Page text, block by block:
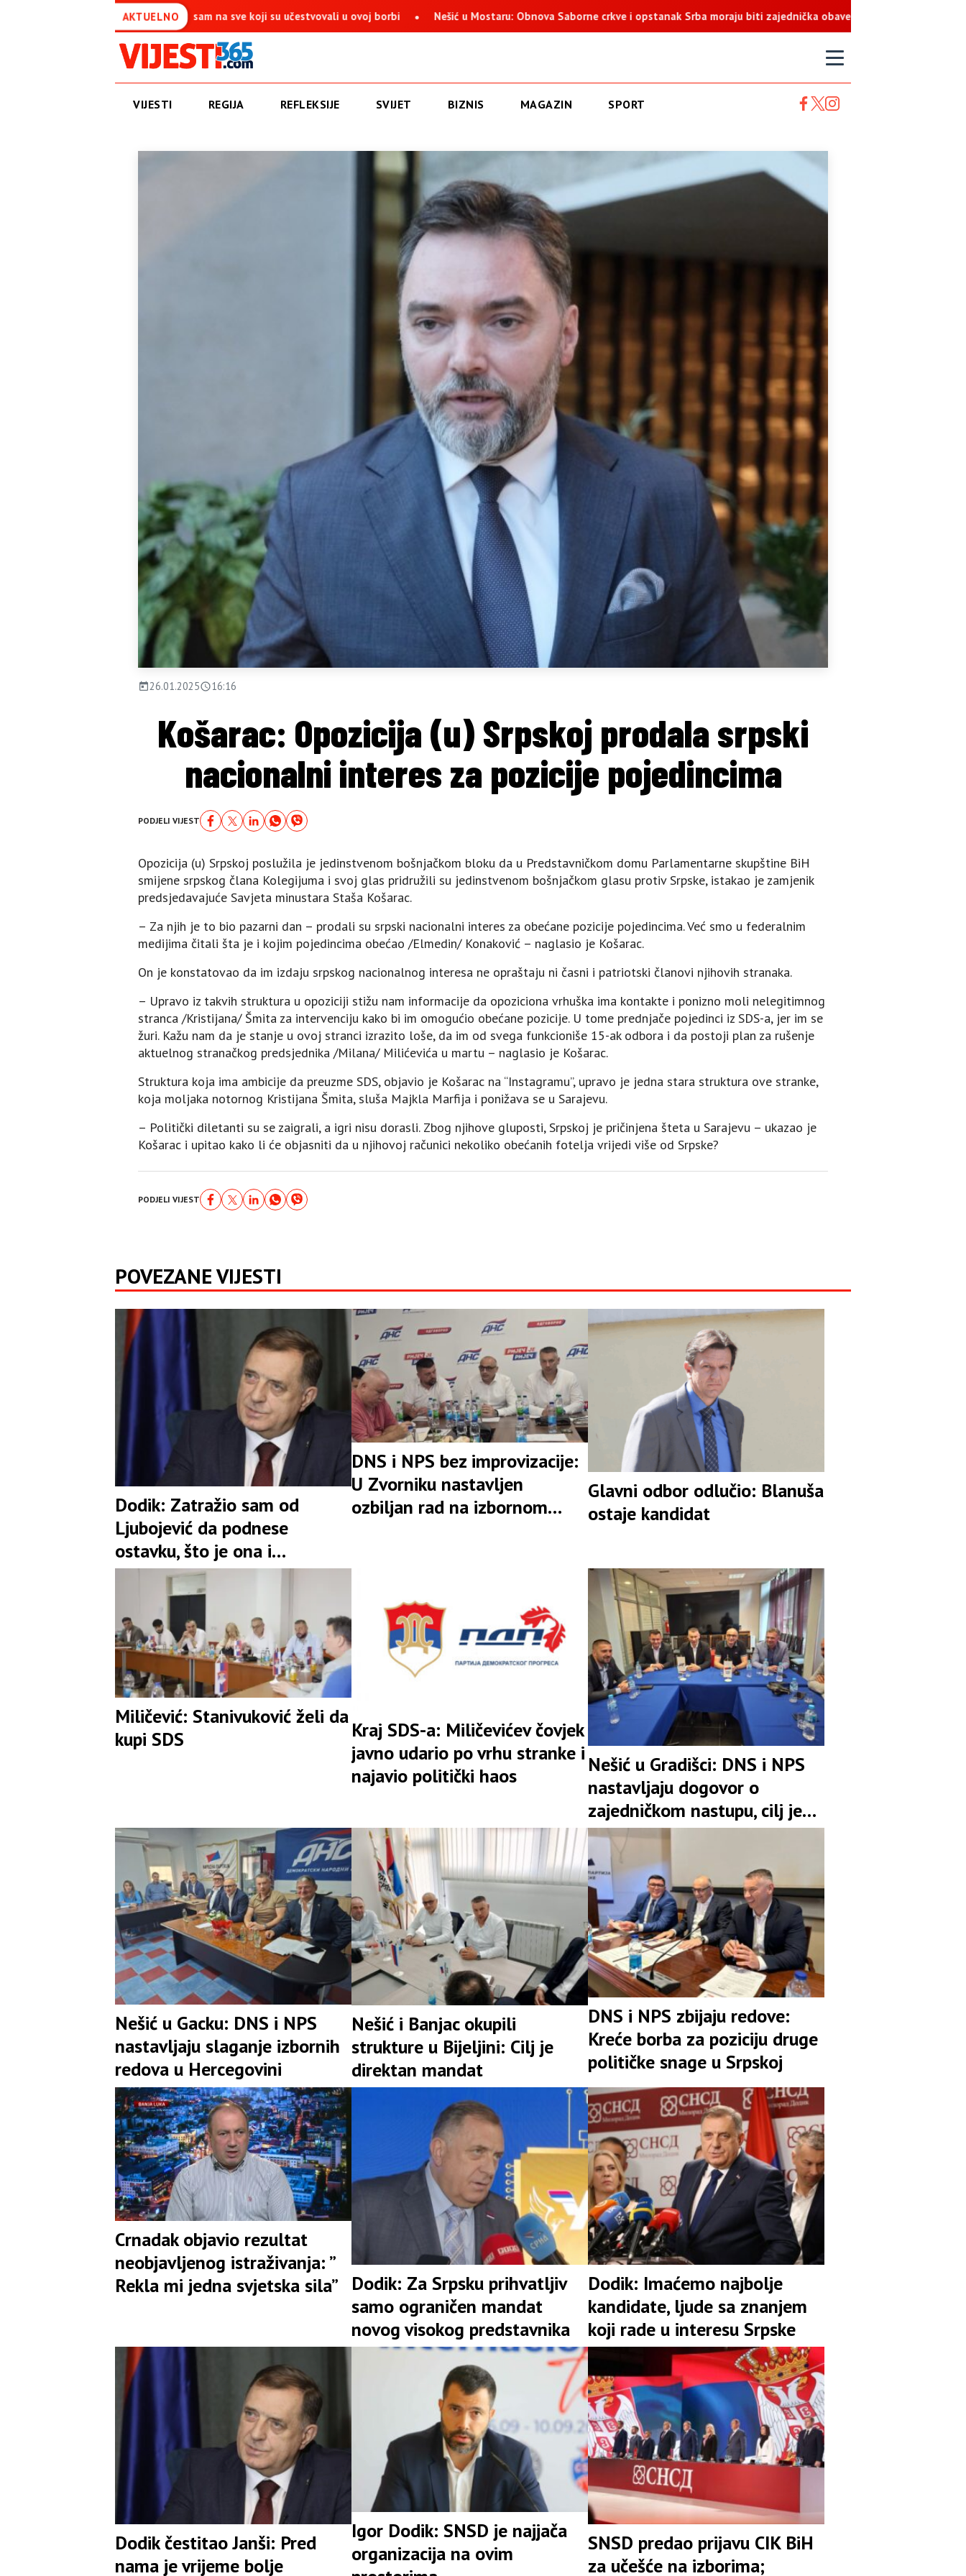
AKTUELNO
simbol pobjede – Ponosan sam na sve koji su učestvovali u ovoj borbi Nešić u Mostaru: Obnova Saborne crkve i opstanak Srba moraju biti zajednička obaveza
VIJESTI REGIJA REFLEKSIJE SVIJET BIZNIS MAGAZIN SPORT
26.01.2025 16:16
Košarac: Opozicija (u) Srpskoj prodala srpski
nacionalni interes za pozicije pojedincima
PODJELI VIJEST
Opozicija (u) Srpskoj poslužila je jedinstvenom bošnjačkom bloku da u Predstavničkom domu Parlamentarne skupštine BiH
smijene srpskog člana Kolegijuma i svoj glas pridružili su jedinstvenom bošnjačkom glasu protiv Srpske, istakao je zamjenik
predsjedavajuće Savjeta minustara Staša Košarac.
– Za njih je to bio pazarni dan – prodali su srpski nacionalni interes za obećane pozicije pojedincima. Već smo u federalnim
medijima čitali šta je i kojim pojedincima obećao /Elmedin/ Konaković – naglasio je Košarac.
On je konstatovao da im izdaju srpskog nacionalnog interesa ne opraštaju ni časni i patriotski članovi njihovih stranaka.
– Upravo iz takvih struktura u opoziciji stižu nam informacije da opoziciona vrhuška ima kontakte i ponizno moli nelegitimnog
stranca /Kristijana/ Šmita za intervenciju kako bi im omogućio obećane pozicije. U tome prednjače pojedinci iz SDS-a, jer im se
žuri. Kažu nam da je stanje u ovoj stranci izrazito loše, da im od svega funkcioniše 15-ak odbora i da postoji plan za rušenje
aktuelnog stranačkog predsjednika /Milana/ Milićevića u martu – naglasio je Košarac.
Struktura koja ima ambicije da preuzme SDS, objavio je Košarac na “Instagramu”, upravo je jedna stara struktura ove stranke,
koja moljaka notornog Kristijana Šmita, sluša Majkla Marfija i ponižava se u Sarajevu.
– Politički diletanti su se zaigrali, a igri nisu dorasli. Zbog njihove gluposti, Srpskoj je pričinjena šteta u Sarajevu – ukazao je
Košarac i upitao kako li će objasniti da u njihovoj računici nekoliko obećanih fotelja vrijedi više od Srpske?
PODJELI VIJEST
POVEZANE VIJESTI
Dodik: Zatražio sam od
Ljubojević da podnese
ostavku, što je ona i
prihvatila
DNS i NPS bez improvizacije:
U Zvorniku nastavljen
ozbiljan rad na izbornom
Glavni odbor odlučio: Blanuša
ostaje kandidat
Miličević: Stanivuković želi da
kupi SDS
Kraj SDS-a: Miličevićev čovjek
javno udario po vrhu stranke i
najavio politički haos
Nešić u Gradišci: DNS i NPS
nastavljaju dogovor o
zajedničkom nastupu, cilj je
snažna pozicija u koaliciji
Nešić u Gacku: DNS i NPS
nastavljaju slaganje izbornih
redova u Hercegovini
Nešić i Banjac okupili
strukture u Bijeljini: Cilj je
direktan mandat
DNS i NPS zbijaju redove:
Kreće borba za poziciju druge
političke snage u Srpskoj
Crnadak objavio rezultat
neobjavljenog istraživanja: ”
Rekla mi jedna svjetska sila”
Dodik: Za Srpsku prihvatljiv
samo ograničen mandat
novog visokog predstavnika
Dodik: Imaćemo najbolje
kandidate, ljude sa znanjem
koji rade u interesu Srpske
Dodik čestitao Janši: Pred
nama je vrijeme bolje
Igor Dodik: SNSD je najjača
organizacija na ovim
SNSD predao prijavu CIK BiH
za učešće na izborima;